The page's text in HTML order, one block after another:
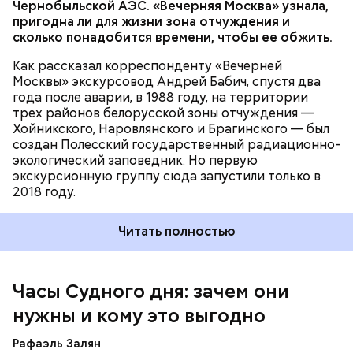
Чернобыльской АЭС. «Вечерняя Москва» узнала,
пригодна ли для жизни зона отчуждения и
сколько понадобится времени, чтобы ее обжить.
Как рассказал корреспонденту «Вечерней
Москвы» экскурсовод Андрей Бабич, спустя два
года после аварии, в 1988 году, на территории
трех районов белорусской зоны отчуждения —
Хойникского, Наровлянского и Брагинского — был
создан Полесский государственный радиационно-
экологический заповедник. Но первую
экскурсионную группу сюда запустили только в
2018 году.
Читать полностью
Часы Судного дня: зачем они
нужны и кому это выгодно
Рафаэль Залян
— Поскольку мы стоим на пороге второго
ядерного века и периода беспрецедентного
изменения климата, ученые вновь несут особую
ответственность за информирование
Каждый год — в зависимости от того, какие
события происходят в мире, — ученые,
нобелевские лауреаты и специалисты по ядерной
безопасности из экспертного совета «Бюллетеня
ученых-атомщиков» принимают решение о
перевода на полминуты вперед послужили как
ухудшающиеся отношения между ядерными
выбросов углекислого газа, так и усиление
национализма во всем мире и отрицание
изменения климата.
проект